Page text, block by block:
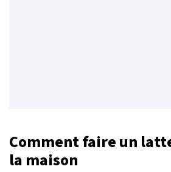
Comment faire un
la maison